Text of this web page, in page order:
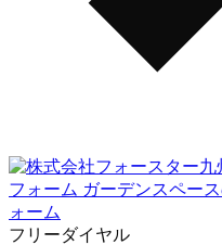
フリーダイヤル